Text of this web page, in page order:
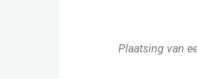
Plaatsing van